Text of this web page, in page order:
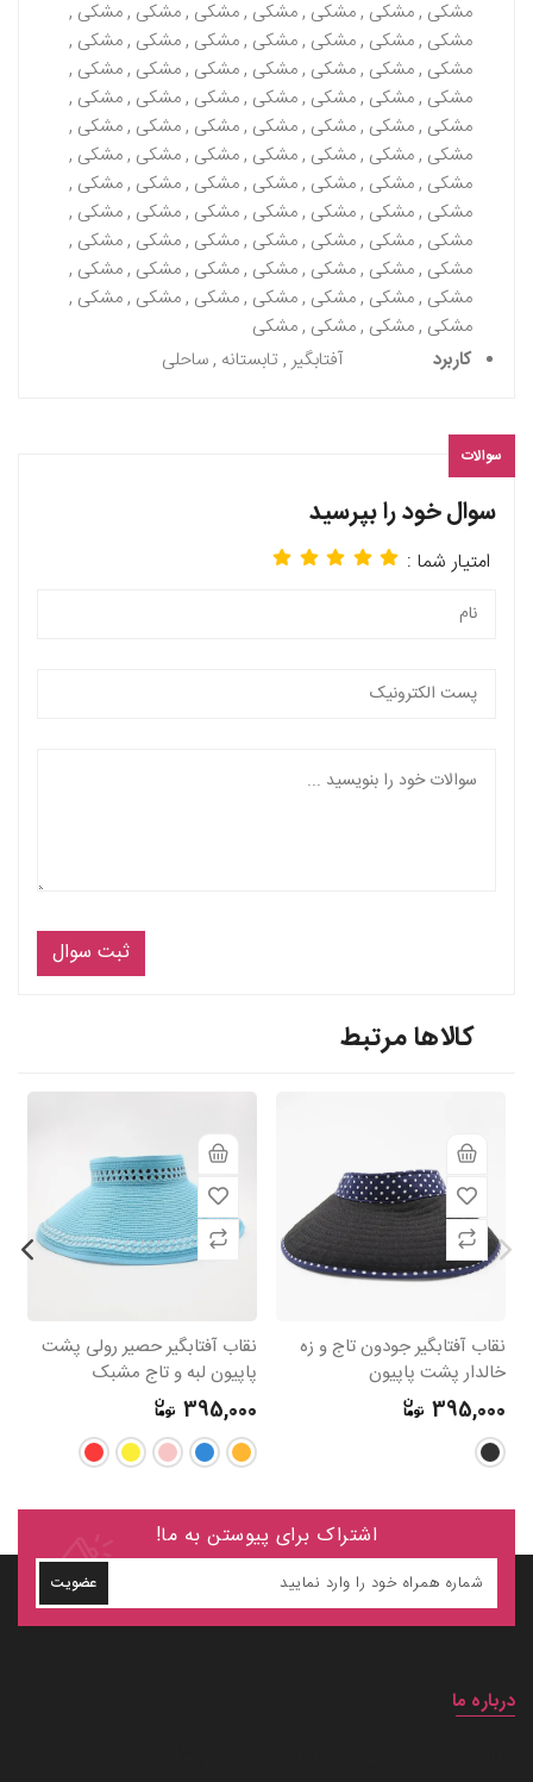
مشکی , مشکی , مشکی , مشکی , مشکی , مشکی , مشکی ,
مشکی , مشکی , مشکی , مشکی , مشکی , مشکی , مشکی ,
مشکی , مشکی , مشکی , مشکی , مشکی , مشکی , مشکی ,
مشکی , مشکی , مشکی , مشکی , مشکی , مشکی , مشکی ,
مشکی , مشکی , مشکی , مشکی , مشکی , مشکی , مشکی ,
مشکی , مشکی , مشکی , مشکی , مشکی , مشکی , مشکی ,
مشکی , مشکی , مشکی , مشکی , مشکی , مشکی , مشکی ,
مشکی , مشکی , مشکی , مشکی , مشکی , مشکی , مشکی ,
مشکی , مشکی , مشکی , مشکی , مشکی , مشکی , مشکی ,
مشکی , مشکی , مشکی , مشکی , مشکی , مشکی , مشکی ,
مشکی , مشکی , مشکی , مشکی , مشکی , مشکی , مشکی ,
مشکی , مشکی , مشکی , مشکی
کاربرد
آفتابگیر , تابستانه , ساحلی
سوالات
سوال خود را بپرسید
امتیار شما :
ثبت سوال
کالاها مرتبط
نقاب آفتابگیر جودون تاج و زه
خالدار پشت پاپیون
395,000
نقاب آفتابگیر حصیر رولی پشت
پاپیون لبه و تاج مشبک
395,000
اشتراک برای پیوستن به ما!
عضویت
درباره ما